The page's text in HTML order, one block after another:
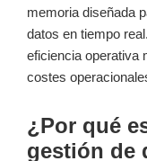
memoria diseñada
datos en tiempo
eficiencia operativa
costes
¿Por qué
gestión de